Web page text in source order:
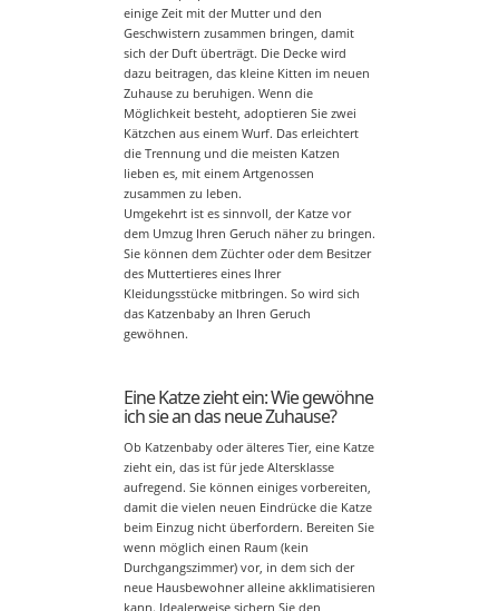
einige Zeit mit der Mutter und den
Geschwistern zusammen bringen, damit
sich der Duft überträgt. Die Decke wird
dazu beitragen, das kleine Kitten im neuen
Zuhause zu beruhigen. Wenn die
Möglichkeit besteht, adoptieren Sie zwei
Kätzchen aus einem Wurf. Das erleichtert
die Trennung und die meisten Katzen
lieben es, mit einem Artgenossen
zusammen zu leben.
Umgekehrt ist es sinnvoll, der Katze vor
dem Umzug Ihren Geruch näher zu bringen.
Sie können dem Züchter oder dem Besitzer
des Muttertieres eines Ihrer
Kleidungsstücke mitbringen. So wird sich
das Katzenbaby an Ihren Geruch
gewöhnen.
Eine Katze zieht ein: Wie gewöhne
ich sie an das neue Zuhause?
Ob Katzenbaby oder älteres Tier, eine Katze
zieht ein, das ist für jede Altersklasse
aufregend. Sie können einiges vorbereiten,
damit die vielen neuen Eindrücke die Katze
beim Einzug nicht überfordern. Bereiten Sie
wenn möglich einen Raum (kein
Durchgangszimmer) vor, in dem sich der
neue Hausbewohner alleine akklimatisieren
kann. Idealerweise sichern Sie den